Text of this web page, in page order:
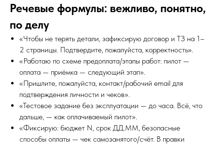
Речевые формулы: вежливо, понятно,
по делу
«Чтобы не терять детали, зафиксирую договор и ТЗ на 1–
2 страницы. Подтвердите, пожалуйста, корректность».
«Работаю по схеме предоплата/этапы работ: пилот —
оплата — приёмка — следующий этап».
«Пришлите, пожалуйста, контакт/рабочий email для
подтверждения личности и чеков».
«Тестовое задание без эксплуатации — до часа. Всё, что
дальше, — как оплачиваемый пилот».
«Фиксирую: бюджет N, срок ДД.ММ, безопасные
способы оплаты — чек самозанятого/счёт. В правки